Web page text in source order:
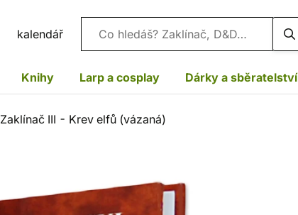
kalendář Vyhledávání
Knihy Larp a cosplay Dárky a sběratelství
Zaklínač III - Krev elfů (vázaná)